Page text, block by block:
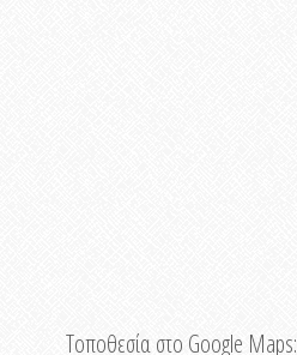
Τοποθεσία στο Google Maps: